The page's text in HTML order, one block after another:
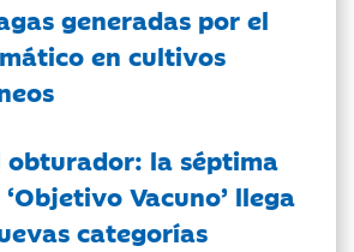
generadas por el
en cultivos
obturador: la séptima
Vacuno’ llega
categorías